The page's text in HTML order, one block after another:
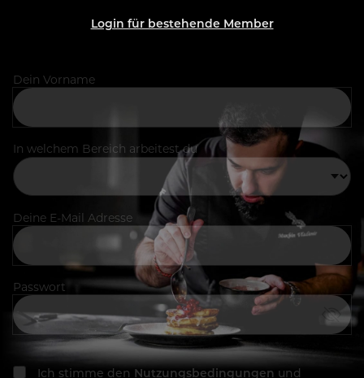
Login für bestehende Member
Dein Vorname
In welchem Bereich arbeitest du
Deine E-Mail Adresse
Passwort
Ich stimme den Nutzungsbedingungen und